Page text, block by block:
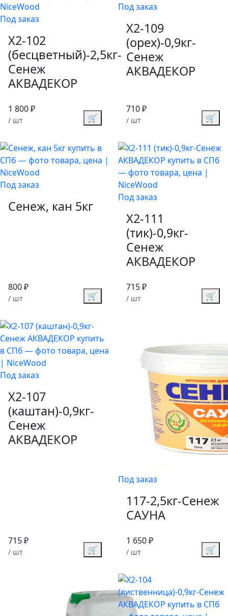
Под заказ
X2-102
(бесцветный)-2,5кг-
Сенеж
АКВАДЕКОР
1 800 ₽
/ шт 🛒
Под заказ
X2-109
(орех)-0,9кг-
Сенеж
АКВАДЕКОР
710 ₽
/ шт 🛒
Под заказ
Сенеж, кан 5кг
800 ₽
/ шт 🛒
Под заказ
X2-111
(тик)-0,9кг-
Сенеж
АКВАДЕКОР
715 ₽
/ шт 🛒
Под заказ
X2-107
(каштан)-0,9кг-
Сенеж
АКВАДЕКОР
715 ₽
/ шт 🛒
Под заказ
117-2,5кг-Сенеж
САУНА
1 650 ₽
/ шт 🛒